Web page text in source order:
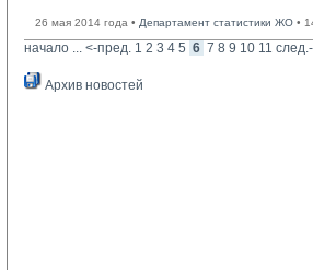
26 мая 2014 года • Департамент статистики ЖО •
начало ... <-пред. 1 2 3 4 5 6 7 8 9 10 11
Архив новостей